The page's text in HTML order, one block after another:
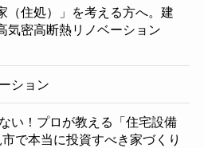
（住処）」を考える方へ。建
気密高断熱リノベーション
ション
い！プロが教える「住宅設備
で本当に投資すべき家づくり